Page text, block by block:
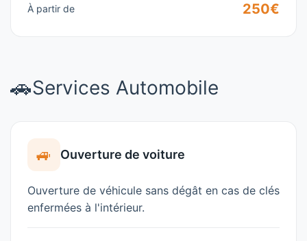
À partir de 250€
🚗Services Automobile
🚙 Ouverture de voiture
Ouverture de véhicule sans dégât en cas de clés
enfermées à l'intérieur.